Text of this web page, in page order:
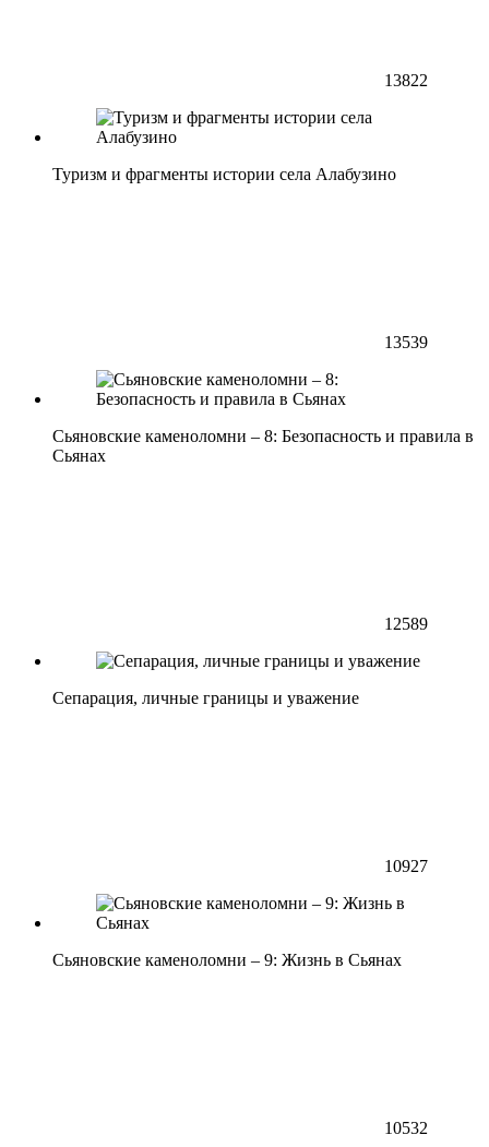
13822
Туризм и фрагменты истории села Алабузино
13539
Сьяновские каменоломни – 8: Безопасность и правила в
Сьянах
12589
Сепарация, личные границы и уважение
10927
Сьяновские каменоломни – 9: Жизнь в Сьянах
10532